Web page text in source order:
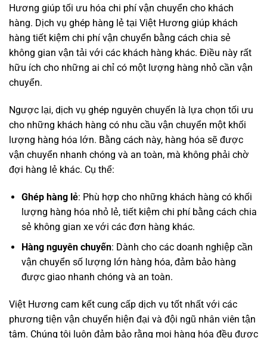
Hương giúp tối ưu hóa chi phí vận chuyển cho khách
hàng. Dịch vụ ghép hàng lẻ tại Việt Hương giúp khách
hàng tiết kiệm chi phí vận chuyển bằng cách chia sẻ
không gian vận tải với các khách hàng khác. Điều này rất
hữu ích cho những ai chỉ có một lượng hàng nhỏ cần vận
chuyển.
Ngược lại, dịch vụ ghép nguyên chuyến là lựa chọn tối ưu
cho những khách hàng có nhu cầu vận chuyển một khối
lượng hàng hóa lớn. Bằng cách này, hàng hóa sẽ được
vận chuyển nhanh chóng và an toàn, mà không phải chờ
đợi hàng lẻ khác. Cụ thể:
Ghép hàng lẻ: Phù hợp cho những khách hàng có khối
lượng hàng hóa nhỏ lẻ, tiết kiệm chi phí bằng cách chia
sẻ không gian xe với các đơn hàng khác.
Hàng nguyên chuyến: Dành cho các doanh nghiệp cần
vận chuyển số lượng lớn hàng hóa, đảm bảo hàng
được giao nhanh chóng và an toàn.
Việt Hương cam kết cung cấp dịch vụ tốt nhất với các
phương tiện vận chuyển hiện đại và đội ngũ nhân viên tận
tâm. Chúng tôi luôn đảm bảo rằng mọi hàng hóa đều được